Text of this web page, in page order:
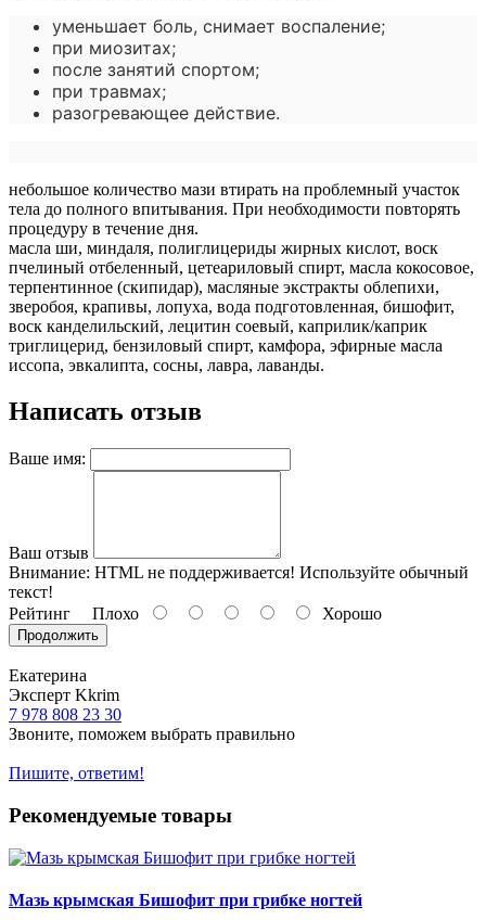
уменьшает боль, снимает воспаление;
при миозитах;
после занятий спортом;
при травмах;
разогревающее действие.
небольшое количество мази втирать на проблемный участок
тела до полного впитывания. При необходимости повторять
процедуру в течение дня.
масла ши, миндаля, полиглицериды жирных кислот, воск
пчелиный отбеленный, цетеариловый спирт, масла кокосовое,
терпентинное (скипидар), масляные экстракты облепихи,
зверобоя, крапивы, лопуха, вода подготовленная, бишофит,
воск канделильский, лецитин соевый, каприлик/каприк
триглицерид, бензиловый спирт, камфора, эфирные масла
иссопа, эвкалипта, сосны, лавра, лаванды.
Написать отзыв
Ваше имя:
Ваш отзыв
Внимание: HTML не поддерживается! Используйте обычный
текст!
Рейтинг Плохо Хорошо
Продолжить
Екатерина
Эксперт Kkrim
7 978 808 23 30
Звоните, поможем выбрать правильно
Пишите, ответим!
Рекомендуемые товары
Мазь крымская Бишофит при грибке ногтей